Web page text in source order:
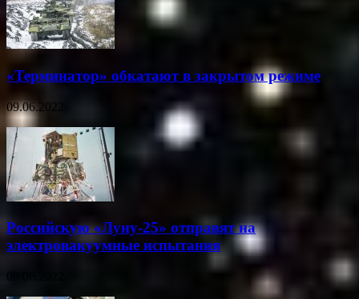
«Терминатор» обкатают в закрытом режиме
09.06.2022
Российскую «Луну-25» отправят на
электровакуумные испытания